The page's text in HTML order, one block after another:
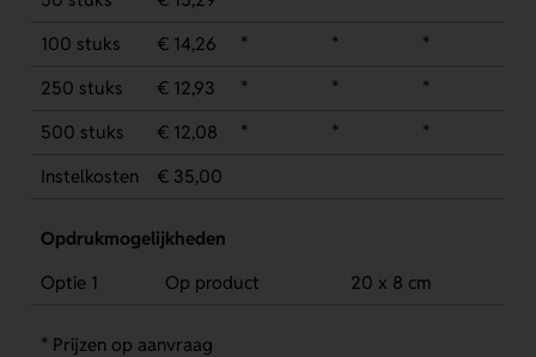
100 stuks
€ 14,26 * *
*
250 stuks
€ 12,93 * *
*
500 stuks
€ 12,08 * *
*
Instelkosten
€ 35,00
Opdrukmogelijkheden
Optie 1
Op product 20 x 8 cm
* Prijzen op aanvraag